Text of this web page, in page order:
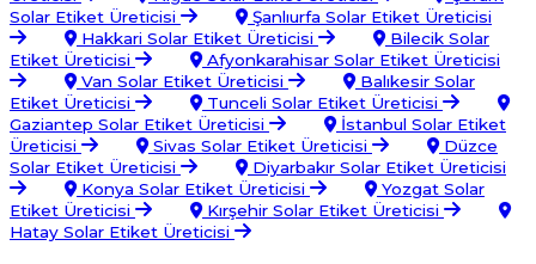
Solar Etiket Üreticisi
Şanlıurfa Solar Etiket Üreticisi
Hakkari Solar Etiket Üreticisi
Bilecik Solar
Etiket Üreticisi
Afyonkarahisar Solar Etiket Üreticisi
Van Solar Etiket Üreticisi
Balıkesir Solar
Etiket Üreticisi
Tunceli Solar Etiket Üreticisi
Gaziantep Solar Etiket Üreticisi
İstanbul Solar Etiket
Üreticisi
Sivas Solar Etiket Üreticisi
Düzce
Solar Etiket Üreticisi
Diyarbakır Solar Etiket Üreticisi
Konya Solar Etiket Üreticisi
Yozgat Solar
Etiket Üreticisi
Kırşehir Solar Etiket Üreticisi
Hatay Solar Etiket Üreticisi